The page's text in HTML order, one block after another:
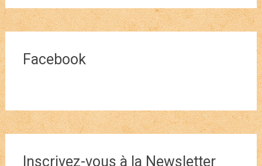
Facebook
Inscrivez-vous à la Newsletter